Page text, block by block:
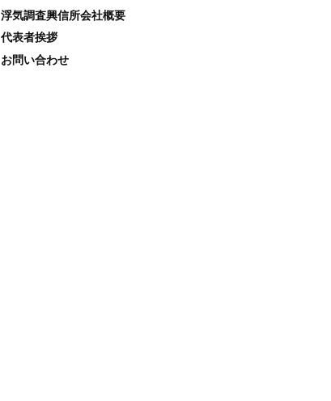
浮気調査興信所会社概要
代表者挨拶
お問い合わせ